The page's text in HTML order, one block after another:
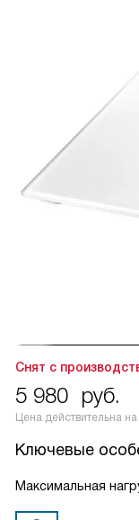
Снят с
5 980 руб.
Цена действительна
Ключевые
Максимальная